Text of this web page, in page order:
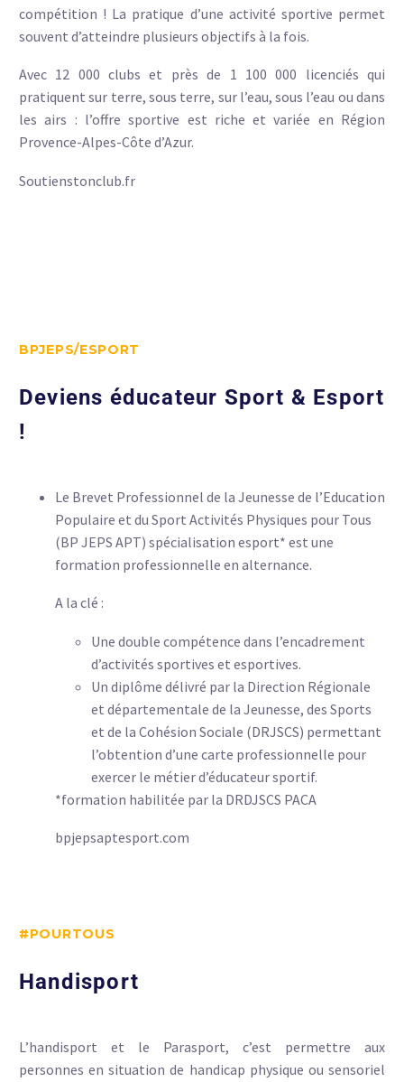
compétition ! La pratique d’une activité sportive permet
souvent d’atteindre plusieurs objectifs à la fois.
Avec 12 000 clubs et près de 1 100 000 licenciés qui
pratiquent sur terre, sous terre, sur l’eau, sous l’eau ou dans
les airs : l’offre sportive est riche et variée en Région
Provence-Alpes-Côte d’Azur.
Soutienstonclub.fr
BPJEPS/ESPORT
Deviens éducateur Sport & Esport
!
Le Brevet Professionnel de la Jeunesse de l’Education
Populaire et du Sport Activités Physiques pour Tous
(BP JEPS APT) spécialisation esport* est une
formation professionnelle en alternance.
A la clé :
Une double compétence dans l’encadrement
d’activités sportives et esportives.
Un diplôme délivré par la Direction Régionale
et départementale de la Jeunesse, des Sports
et de la Cohésion Sociale (DRJSCS) permettant
l’obtention d’une carte professionnelle pour
exercer le métier d’éducateur sportif.
*formation habilitée par la DRDJSCS PACA
bpjepsaptesport.com
#POURTOUS
Handisport
L’handisport et le Parasport, c’est permettre aux
personnes en situation de handicap physique ou sensoriel